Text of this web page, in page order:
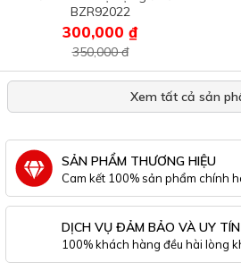
BZR92022
300,000 ₫
350,000 đ
Xem tất cả sản
SẢN PHẨM THƯƠNG HIỆU
Cam kết 100% sản phẩm chính
DỊCH VỤ ĐẢM BẢO VÀ UY TÍN
100% khách hàng đều hài lòng